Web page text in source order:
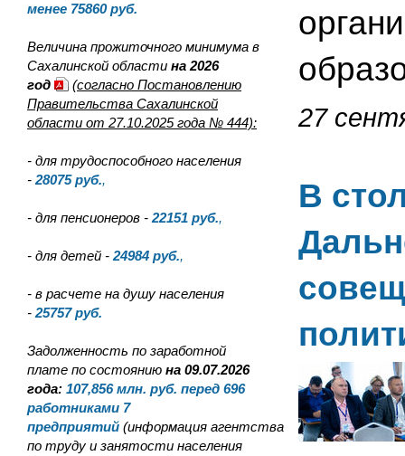
менее 75860 руб.
Величина прожиточного минимума в
Сахалинской области на 2026
год
(согласно Постановлению
Правительства Сахалинской
области от 27.10.2025 года № 444):
- для трудоспособного населения
- 28075руб.,
- для пенсионеров - 22151 руб.,
- для детей - 24984 руб.,
- в расчете на душу населения
- 25757 руб.
Задолженность по заработной
плате по состоянию на 09.07.2026
года: 107,856 млн. руб. перед 696
работниками 7
предприятий (информация агентства
по труду и занятости населения
27
В